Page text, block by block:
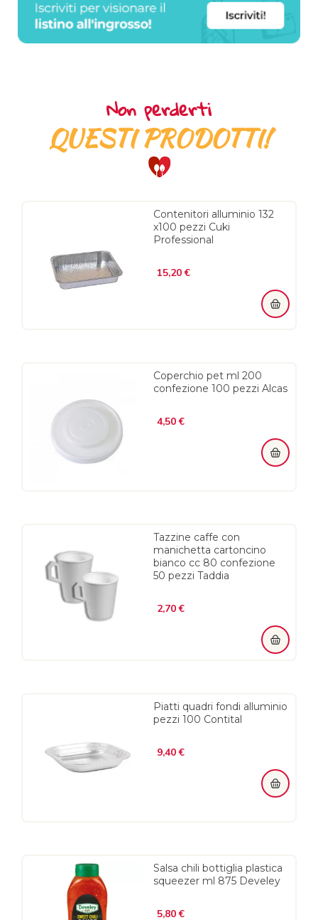
Non perderti
QUESTI PRODOTTI!
Contenitori alluminio 132
x100 pezzi Cuki
Professional
15,20 €
Coperchio pet ml 200
confezione 100 pezzi Alcas
4,50 €
Tazzine caffe con
manichetta cartoncino
bianco cc 80 confezione
50 pezzi Taddia
2,70 €
Piatti quadri fondi alluminio
pezzi 100 Contital
9,40 €
Salsa chili bottiglia plastica
squeezer ml 875 Develey
5,80 €